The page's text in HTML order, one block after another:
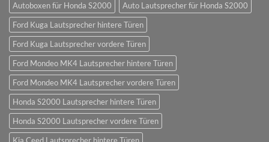
Autoboxen für Honda S2000
Auto Lautsprecher für Honda S2000
Ford Kuga Lautsprecher hintere Türen
Ford Kuga Lautsprecher vordere Türen
Ford Mondeo MK4 Lautsprecher hintere Türen
Ford Mondeo MK4 Lautsprecher vordere Türen
Honda S2000 Lautsprecher hintere Türen
Honda S2000 Lautsprecher vordere Türen